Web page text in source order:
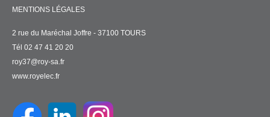
MENTIONS LÉGALES
2 rue du Maréchal Joffre - 37100 TOURS
Tél 02 47 41 20 20
roy37@roy-sa.fr
www.royelec.fr